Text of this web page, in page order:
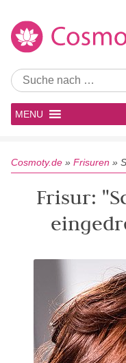
MENU
Cosmoty.de » Frisuren »
Frisur: